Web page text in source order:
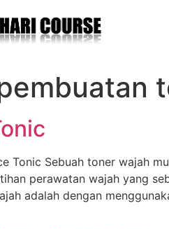
Tonic Sebuah toner wajah
perawatan wajah yang
adalah dengan